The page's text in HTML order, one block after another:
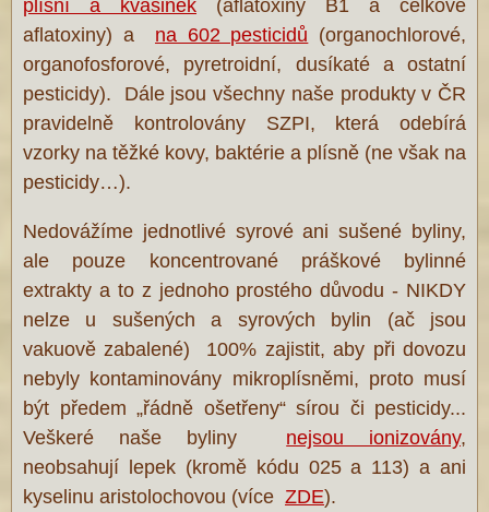
plísní a kvasinek (aflatoxiny B1 a celkové
aflatoxiny) a na 602 pesticidů (organochlorové,
organofosforové, pyretroidní, dusíkaté a ostatní
pesticidy). Dále jsou všechny naše produkty v ČR
pravidelně kontrolovány SZPI, která odebírá
vzorky na těžké kovy, baktérie a plísně (ne však na
pesticidy…).
Nedovážíme jednotlivé syrové ani sušené byliny,
ale pouze koncentrované práškové bylinné
extrakty a to z jednoho prostého důvodu - NIKDY
nelze u sušených a syrových bylin (ač jsou
vakuově zabalené) 100% zajistit, aby při dovozu
nebyly kontaminovány mikroplísněmi, proto musí
být předem „řádně ošetřeny“ sírou či pesticidy...
Veškeré naše byliny nejsou ionizovány,
neobsahují lepek (kromě kódu 025 a 113) a ani
kyselinu aristolochovou (více ZDE).